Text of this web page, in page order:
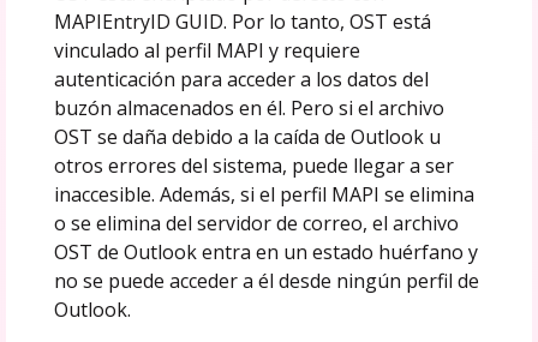
MAPIEntryID GUID. Por lo tanto, OST está
vinculado al perfil MAPI y requiere
autenticación para acceder a los datos del
buzón almacenados en él. Pero si el archivo
OST se daña debido a la caída de Outlook u
otros errores del sistema, puede llegar a ser
inaccesible. Además, si el perfil MAPI se elimina
o se elimina del servidor de correo, el archivo
OST de Outlook entra en un estado huérfano y
no se puede acceder a él desde ningún perfil de
Outlook.